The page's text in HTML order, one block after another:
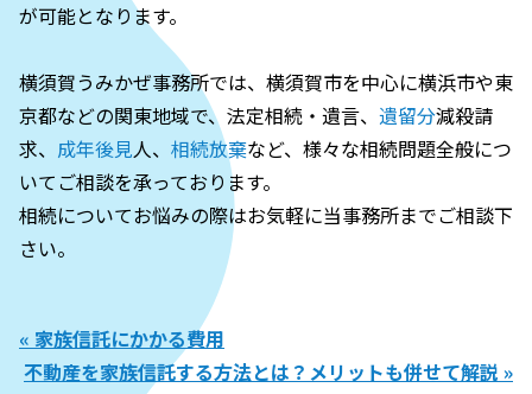
が可能となります。
横須賀うみかぜ事務所では、横須賀市を中心に横浜市や東
京都などの関東地域で、法定相続・遺言、 遺留分減殺請
求、 成年後見人、 相続放棄など、様々な相続問題全般につ
いてご相談を承っております。
相続についてお悩みの際はお気軽に当事務所までご相談下
さい。
« 家族信託にかかる費用
不動産を家族信託する方法とは？メリットも併せて解説 »